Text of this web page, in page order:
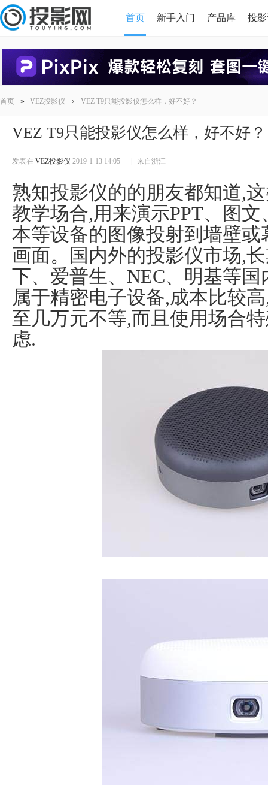
首页 新手入门 产品库 投
首页 » VEZ投影仪 › VEZ T9只能投影仪怎么样，好不好？
VEZ T9只能投影仪怎么样，好不好？
发表在 VEZ投影仪 2019-1-13 14:05 来自浙江
熟知投影仪的的朋友都知道,
教学场合,用来演示PPT、图
本等设备的图像投射到墙壁
画面。国内外的投影仪市场,
下、爱普生、NEC、明基等
属于精密电子设备,成本比较
至几万元不等,而且使用场合
虑.